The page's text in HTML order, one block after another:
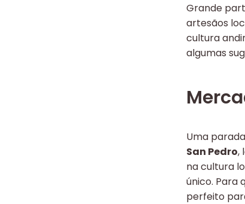
Grande
artesãos
cultura
algumas
Uma
San Pedro,
na cultura
único. Para
perfeito